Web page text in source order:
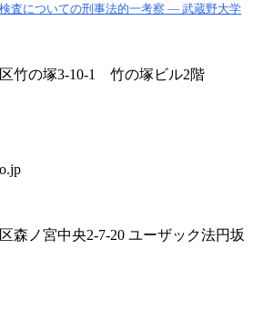
査についての刑事法的一考察 ― 武蔵野大学
竹の塚3-10-1 竹の塚ビル2階
森ノ宮中央2-7-20 ユーザック法円坂